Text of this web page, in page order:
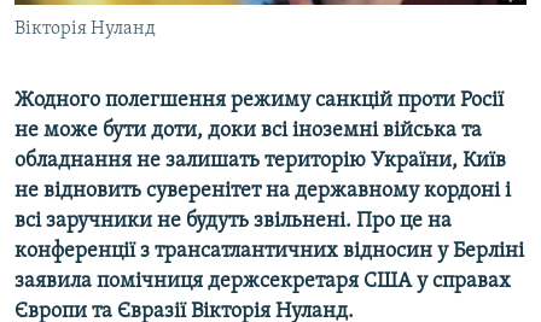
УКРАЇНСЬКА ПРОБЛЕМА КРИМУ
Qırımtatar
Усі сайти RFE/RL
Вікторія Нуланд
Жодного полегшення режиму санкцій проти Росії
не може бути доти, доки всі іноземні війська та
обладнання не залишать територію України, Київ
не відновить суверенітет на державному кордоні і
всі заручники не будуть звільнені. Про це на
конференції з трансатлантичних відносин у Берліні
заявила помічниця держсекретаря США у справах
Європи та Євразії Вікторія Нуланд.